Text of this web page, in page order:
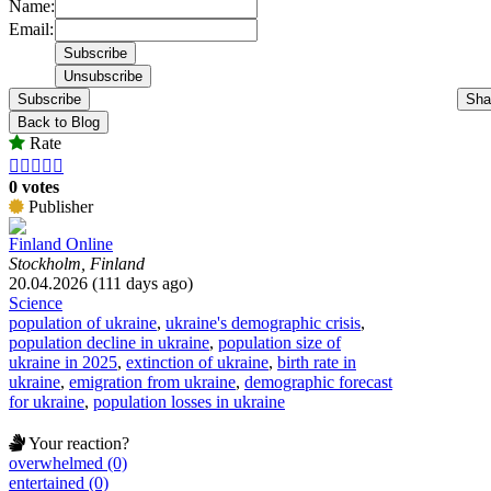
Name:
Email:
Subscribe
Back to Blog
Rate
    
0 votes
Publisher
Finland Online
Stockholm, Finland
20.04.2026 (111 days ago)
Science
population of ukraine, ukraine's demographic crisis,
population decline in ukraine, population size of
ukraine in 2025, extinction of ukraine, birth rate in
ukraine, emigration from ukraine, demographic forecast
for ukraine, population losses in ukraine
Your reaction?
overwhelmed (0)
entertained (0)